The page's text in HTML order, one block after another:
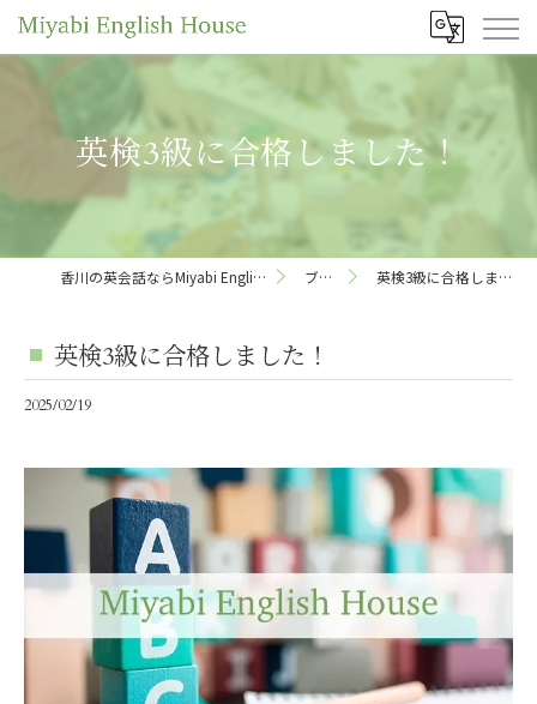
英検3級に合格しました！
香川の英会話ならMiyabi English House ブログ 英検3級に合格しました！
英検3級に合格しました！
2025/02/19